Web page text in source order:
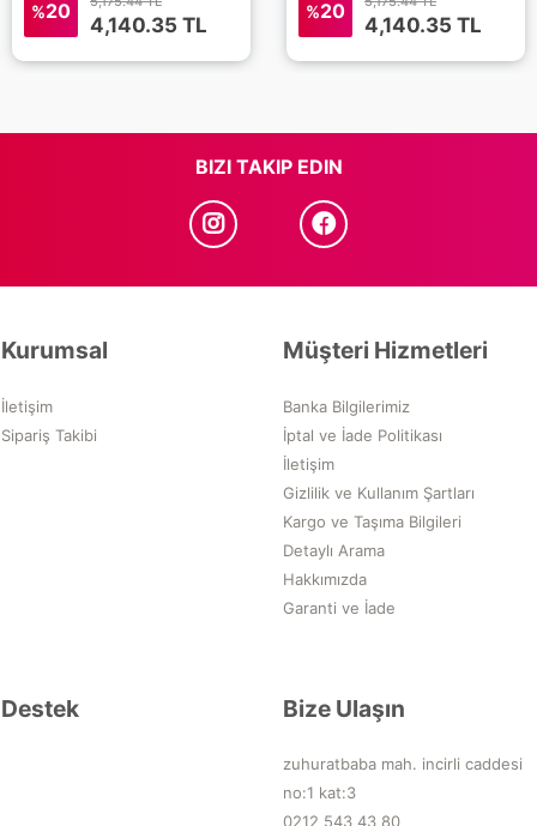
%20
4,140.35 TL
%20
4,140.35 TL
BIZI TAKIP EDIN
Kurumsal
İletişim
Sipariş Takibi
Müşteri Hizmetleri
Banka Bilgilerimiz
İptal ve İade Politikası
İletişim
Gizlilik ve Kullanım Şartları
Kargo ve Taşıma Bilgileri
Detaylı Arama
Hakkımızda
Garanti ve İade
Destek Bize Ulaşın
zuhuratbaba mah. incirli caddesi
no:1 kat:3
0212 543 43 80